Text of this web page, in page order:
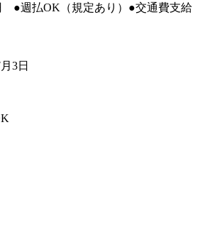
●週払OK（規定あり）●交通費支給
3日